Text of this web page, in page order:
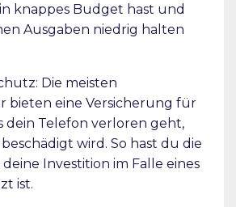
knappes Budget hast und
Ausgaben niedrig halten
Die meisten
bieten eine Versicherung für
dein Telefon verloren geht,
wird. So hast du die
deine Investition im Falle eines
ist.